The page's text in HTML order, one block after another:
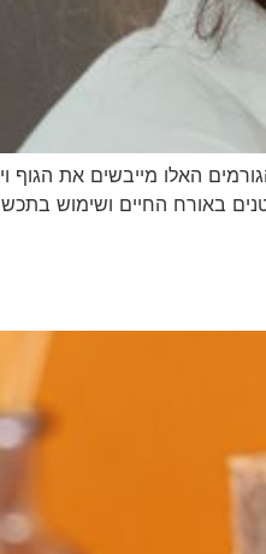
האלו מייבשים את הגוף
באורח החיים ושימוש